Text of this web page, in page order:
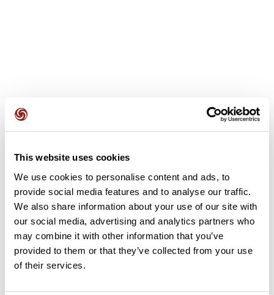
This website uses cookies
We use cookies to personalise content and ads, to
provide social media features and to analyse our traffic.
We also share information about your use of our site with
our social media, advertising and analytics partners who
may combine it with other information that you’ve
provided to them or that they’ve collected from your use
of their services.
Ajouter un avis
Découvrez ce parcours de vélo de 77,9 km à proximité de